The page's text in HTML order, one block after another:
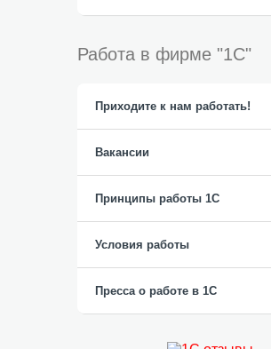
Работа в фирме "1С"
Приходите к нам работать!
Вакансии
Принципы работы 1C
Условия работы
Пресса о работе в 1С